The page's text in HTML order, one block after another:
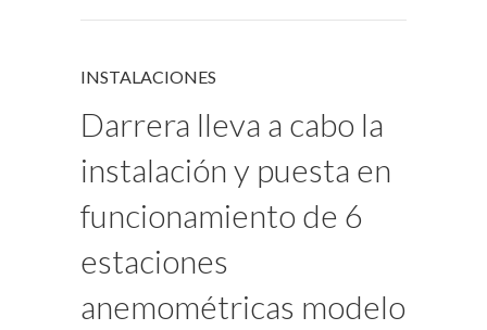
INSTALACIONES
Darrera lleva a cabo la
instalación y puesta en
funcionamiento de 6
estaciones
anemométricas modelo